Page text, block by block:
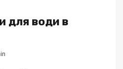
для води в